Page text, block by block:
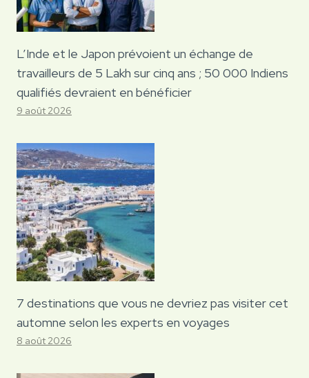
L’Inde et le Japon prévoient un échange de
travailleurs de 5 Lakh sur cinq ans ; 50 000 Indiens
qualifiés devraient en bénéficier
9 août 2026
7 destinations que vous ne devriez pas visiter cet
automne selon les experts en voyages
8 août 2026